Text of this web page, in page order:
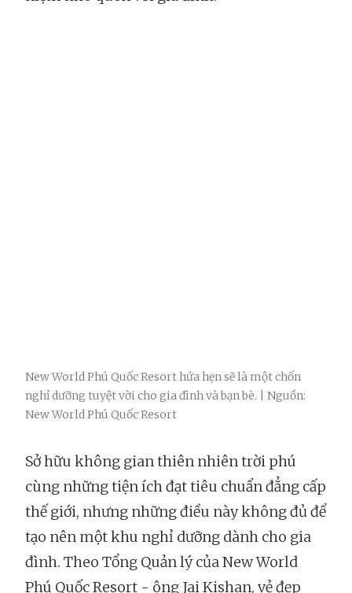
New World Phú Quốc Resort hứa hẹn sẽ là một chốn
nghỉ dưỡng tuyệt vời cho gia đình và bạn bè. | Nguồn:
New World Phú Quốc Resort
Sở hữu không gian thiên nhiên trời phú
cùng những tiện ích đạt tiêu chuẩn đẳng cấp
thế giới, nhưng những điều này không đủ để
tạo nên một khu nghỉ dưỡng dành cho gia
đình. Theo Tổng Quản lý của New World
Phú Quốc Resort - ông Jai Kishan, vẻ đẹp